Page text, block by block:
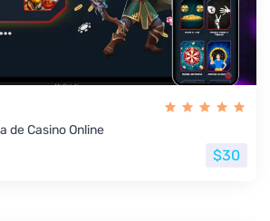
de Casino Online
$30